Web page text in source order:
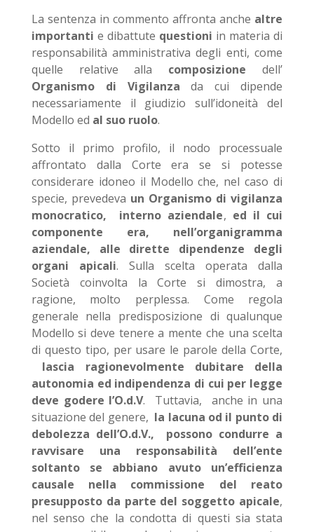
La sentenza in commento affronta anche altre
importanti e dibattute questioni in materia di
responsabilità amministrativa degli enti, come
quelle relative alla composizionedell’
Organismo di Vigilanzada cui dipende
necessariamente il giudizio sull’idoneità del
Modello ed al suo ruolo.
Sotto il primo profilo, il nodo processuale
affrontato dalla Corte era se si potesse
considerare idoneo il Modello che, nel caso di
specie, prevedeva un Organismo di vigilanza
monocratico, interno aziendale, ed il cui
componente era, nell’organigramma
aziendale, alle dirette dipendenze degli
organi apicali. Sulla scelta operata dalla
Società coinvolta la Corte si dimostra, a
ragione, molto perplessa. Come regola
generale nella predisposizione di qualunque
Modello si deve tenere a mente che una scelta
di questo tipo, per usare le parole della Corte,
lascia ragionevolmente dubitare della
autonomia ed indipendenza di cui per legge
deve godere l’O.d.V. Tuttavia, anche in una
situazione del genere, la lacuna od il punto di
debolezza dell’O.d.V., possono condurre a
ravvisare una responsabilità dell’ente
soltanto se abbiano avuto un’efficienza
causale nella commissione del reato
presupposto da parte del soggetto apicale,
nel senso che la condotta di questi sia stata